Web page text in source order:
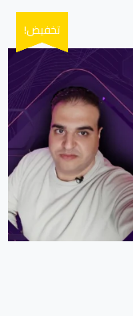
تخفيض!
تخفيض!
تخفيض!
تخفيض!